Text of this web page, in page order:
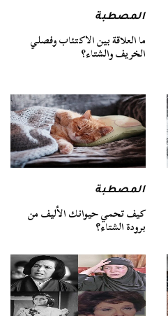
المصطبة
ما العلاقة بين الاكتئاب وفصلي
الخريف والشتاء؟
المصطبة
كيف تحمي حيوانك الأليف من
برودة الشتاء؟